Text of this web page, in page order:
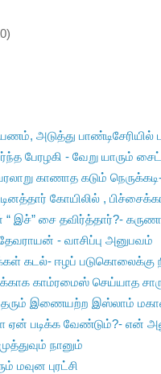
அடுத்து
பேரழகி - வேறு யாரும்
காணாத கடும்
கோயிலில் ,
இச்” சை தவிர்த்தார்?-
- வாசிப்பு அனுபவம்
கடல்- ஈழப்
காம்ரமைஸ் செய்யாத
இணையற்ற இஸ்லாம்
ஏன் படிக்க வேண்டும்?- என்
நானும்
மவுன புரட்சி